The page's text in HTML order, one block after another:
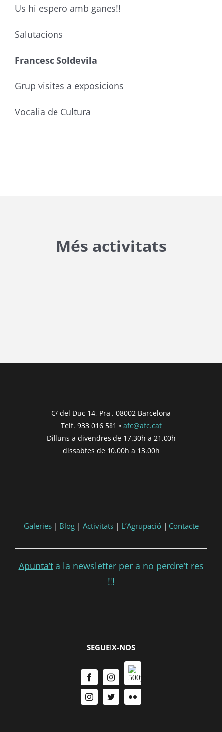
Us hi espero amb ganes!!
Salutacions
Francesc Soldevila
Grup visites a exposicions
Vocalia de Cultura
Més activitats
'DD/MM/YYYY') }}
Finalització de participació |{{
formatDate(post.end, 'YYYY-MM-DD',
'DD/MM/YYYY') }}
C/ del Duc 14, Pral. 08002 Barcelona
Telf. 933 016 581 • afc@afc.cat
Dilluns a divendres de 17.30h a 21.00h
dissabtes de 10.00h a 13.00h
Galeries| Blog| Activitats| L’Agrupació| Contacte
Apunta’ta la newsletter per a no perdre’t res
!!!
SEGUEIX-NOS